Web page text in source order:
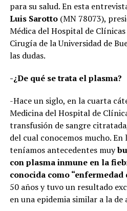
para su salud. En esta
Luis Sarotto(MN 78073),
Médica del Hospital de
Cirugía de la Universidad de
las dudas.
-¿De qué se trata el plasma?
-Hace un siglo, en la cuarta
Medicina del Hospital de
transfusión de sangre
del cual conocemos mucho.
teníamos antecedentes muy
con plasma inmune en la
conocida como “enfermedad
50 años y tuvo un resultado
en una epidemia similar a la de